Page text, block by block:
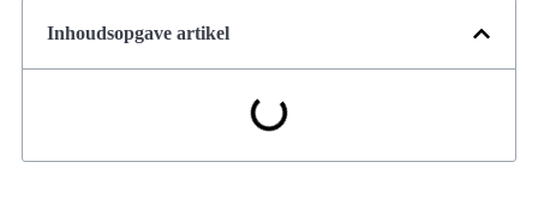
Inhoudsopgave artikel